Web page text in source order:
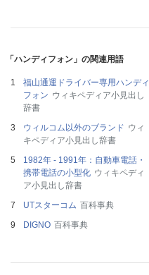
「ハンディフォン」の関連用語
福山通運ドライバー専用ハンディ
フォン ウィキペディア小見出し
辞書
ウィルコム以外のブランド ウィ
キペディア小見出し辞書
1982年 - 1991年：自動車電話・
携帯電話の小型化 ウィキペディ
ア小見出し辞書
UTスターコム 百科事典
DIGNO 百科事典